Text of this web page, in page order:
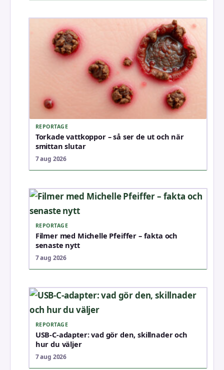
REPORTAGE
Torkade vattkoppor – så ser de ut och när
smittan slutar
7 aug 2026
REPORTAGE
Filmer med Michelle Pfeiffer – fakta och
senaste nytt
7 aug 2026
REPORTAGE
USB-C-adapter: vad gör den, skillnader och
hur du väljer
7 aug 2026